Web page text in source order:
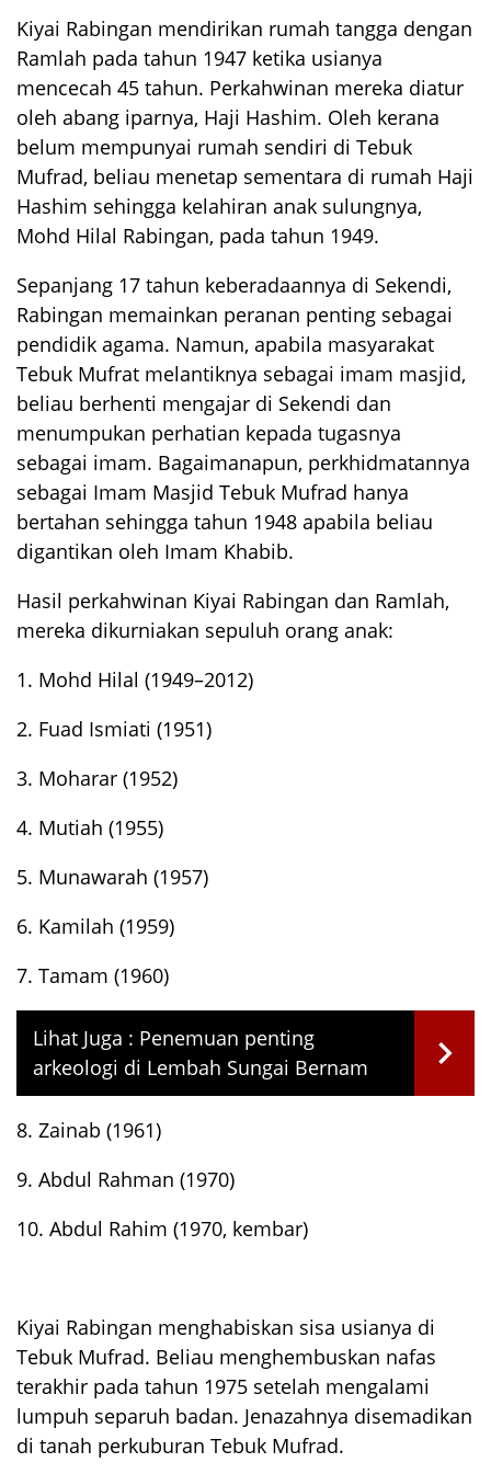
Kiyai Rabingan mendirikan rumah tangga dengan
Ramlah pada tahun 1947 ketika usianya
mencecah 45 tahun. Perkahwinan mereka diatur
oleh abang iparnya, Haji Hashim. Oleh kerana
belum mempunyai rumah sendiri di Tebuk
Mufrad, beliau menetap sementara di rumah Haji
Hashim sehingga kelahiran anak sulungnya,
Mohd Hilal Rabingan, pada tahun 1949.
Sepanjang 17 tahun keberadaannya di Sekendi,
Rabingan memainkan peranan penting sebagai
pendidik agama. Namun, apabila masyarakat
Tebuk Mufrat melantiknya sebagai imam masjid,
beliau berhenti mengajar di Sekendi dan
menumpukan perhatian kepada tugasnya
sebagai imam. Bagaimanapun, perkhidmatannya
sebagai Imam Masjid Tebuk Mufrad hanya
bertahan sehingga tahun 1948 apabila beliau
digantikan oleh Imam Khabib.
Hasil perkahwinan Kiyai Rabingan dan Ramlah,
mereka dikurniakan sepuluh orang anak:
1. Mohd Hilal (1949–2012)
2. Fuad Ismiati (1951)
3. Moharar (1952)
4. Mutiah (1955)
5. Munawarah (1957)
6. Kamilah (1959)
7. Tamam (1960)
Lihat Juga : Penemuan penting
arkeologi di Lembah Sungai Bernam
8. Zainab (1961)
9. Abdul Rahman (1970)
10. Abdul Rahim (1970, kembar)
Kiyai Rabingan menghabiskan sisa usianya di
Tebuk Mufrad. Beliau menghembuskan nafas
terakhir pada tahun 1975 setelah mengalami
lumpuh separuh badan. Jenazahnya disemadikan
di tanah perkuburan Tebuk Mufrad.